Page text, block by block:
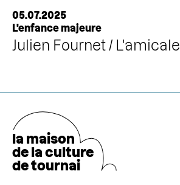
05.07.2025
L'enfance majeure
Julien Fournet / L'amicale
la maison
de la culture
de tournai